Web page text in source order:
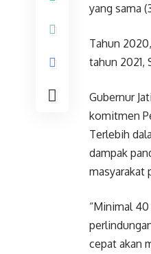
yang sama
Tahun
tahun 2021,
Gubernur
komitmen
Terlebih
dampak
masyarakat
“Minimal
cepat akan